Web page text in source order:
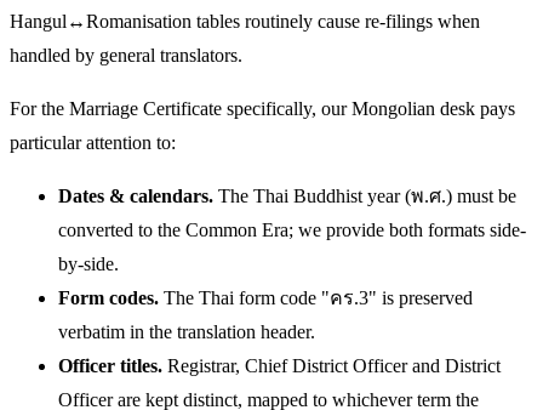
Hangul↔Romanisation tables routinely cause re-filings when
handled by general translators.
For the Marriage Certificate specifically, our Mongolian desk pays
particular attention to:
Dates & calendars. The Thai Buddhist year (พ.ศ.) must be
converted to the Common Era; we provide both formats side-
by-side.
Form codes. The Thai form code "คร.3" is preserved
verbatim in the translation header.
Officer titles. Registrar, Chief District Officer and District
Officer are kept distinct, mapped to whichever term the